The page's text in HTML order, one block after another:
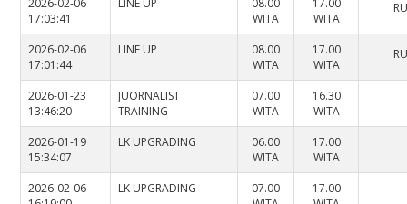
17:03:41
WITA
WITA
2026-02-06
17:01:44
LINE UP
08.00
WITA
17.00
WITA
2026-01-23
13:46:20
JUORNALIST
TRAINING
07.00
WITA
16.30
WITA
2026-01-19
15:34:07
LK UPGRADING
06.00
WITA
17.00
WITA
2026-02-06
LK UPGRADING
07.00
17.00